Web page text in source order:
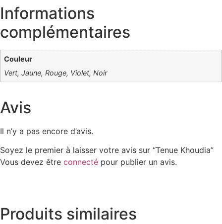
Informations
complémentaires
Couleur
Vert, Jaune, Rouge, Violet, Noir
Avis
Il n’y a pas encore d’avis.
Soyez le premier à laisser votre avis sur “Tenue Khoudia”
Vous devez être connecté pour publier un avis.
Produits similaires